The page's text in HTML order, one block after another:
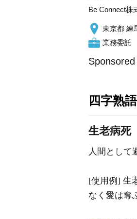
Be Connect株
東京都 練
業務委託
四字熟
生老病死
人間として
[使用例] 生
なく愛は奪